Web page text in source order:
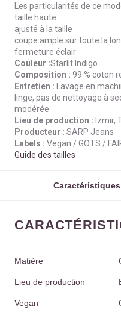
Les particularités de ce
taille haute
ajusté à la taille
coupe ample sur toute la
fermeture éclair
Couleur :Starlit Indigo
Composition : 99 % coton
Entretien : Lavage en
linge, pas de nettoyage à
modérée
Lieu de production : Izmir,
Producteur : SARP Jeans
Labels : Vegan / GOTS /
Guide des tailles
Caractéristiques
Matière
Lieu de production
Vegan